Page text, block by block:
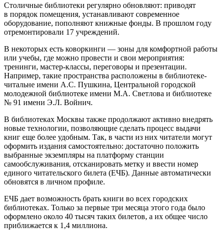
Столичные библиотеки регулярно обновляют: приводят
в порядок помещения, устанавливают современное
оборудование, пополняют книжные фонды. В прошлом году
отремонтировали 17 учреждений.
В некоторых есть коворкинги — зоны для комфортной работы
или учебы, где можно провести и свои мероприятия:
тренинги, мастер-классы, переговоры и презентации.
Например, такие пространства расположены в библиотеке-
читальне имени А.С. Пушкина, Центральной городской
молодежной библиотеке имени М.А. Светлова и библиотеке
№ 91 имени Э.Л. Войнич.
В библиотеках Москвы также продолжают активно внедрять
новые технологии, позволяющие сделать процесс выдачи
книг еще более удобным. Так, в части из них читатели могут
оформить издания самостоятельно: достаточно положить
выбранные экземпляры на платформу станции
самообслуживания, отсканировать метку и ввести номер
единого читательского билета (ЕЧБ). Данные автоматически
обновятся в личном профиле.
ЕЧБ дает возможность брать книги во всех городских
библиотеках. Только за первые три месяца этого года было
оформлено около 40 тысяч таких билетов, а их общее число
приближается к 1,4 миллиона.